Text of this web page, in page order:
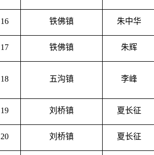
16 铁佛镇 朱中华
17 铁佛镇 朱辉
18 五沟镇 李峰
19 刘桥镇 夏长征
20 刘桥镇 夏长征